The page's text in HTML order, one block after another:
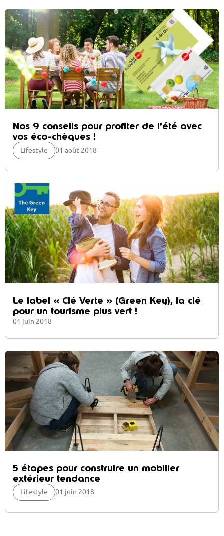
Nos 9 conseils pour profiter de l’été avec
vos éco-chèques !
Lifestyle 01 août 2018
Le label « Clé Verte » (Green Key), la clé
pour un tourisme plus vert !
01 juin 2018
5 étapes pour construire un mobilier
extérieur tendance
Lifestyle 01 juin 2018